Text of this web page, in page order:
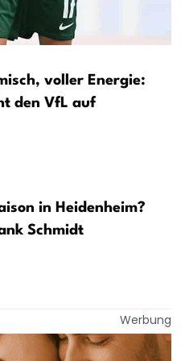
voller Energie:
den VfL auf
in Heidenheim?
Schmidt
Werbung